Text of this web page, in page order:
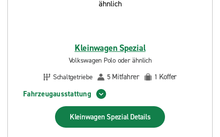
Kleinwagen Spezial
Volkswagen Polo oder ähnlich
Schaltgetriebe
5 Mitfahrer 1 Koffer
Fahrzeugausstattung
Kleinwagen Spezial Details